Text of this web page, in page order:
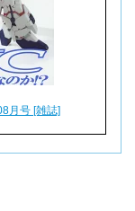
月号 [雑誌]